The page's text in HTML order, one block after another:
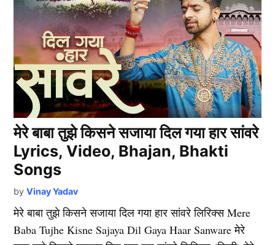
मेरे बाबा तुझे किसने सजाया दिल गया हार सांवरे
Lyrics, Video, Bhajan, Bhakti
Songs
by Vinay Yadav
मेरे बाबा तुझे किसने सजाया दिल गया हार सांवरे लिरिक्स Mere
Baba Tujhe Kisne Sajaya Dil Gaya Haar Sanware मेरे